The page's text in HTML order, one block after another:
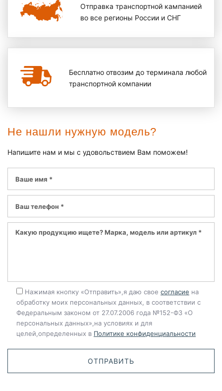
Отправка транспортной кампанией
во все регионы России и СНГ
Бесплатно отвозим до терминала любой
транспортной компании
Не нашли нужную модель?
Напишите нам и мы с удовольствием Вам поможем!
Нажимая кнопку «Отправить»,я даю свое согласие на
обработку моих персональных данных, в соответствии с
Федеральным законом от 27.07.2006 года №152-ФЗ «О
персональных данных»,на условиях и для
целей,определенных в Политике конфиденциальности